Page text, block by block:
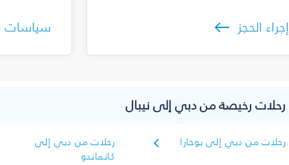
إجراء الحجز سياسات
رحلات رخيصة من دبي إلى نيبال
رحلات من دبي إلى بوخارا
رحلات من دبي إلى
كاتماندو